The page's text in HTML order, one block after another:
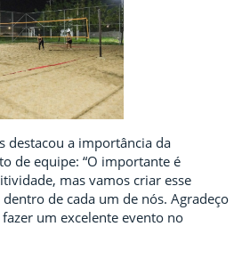
destacou a importância da
de equipe: “O importante é
mas vamos criar esse
de cada um de nós. Agradeço
um excelente evento no